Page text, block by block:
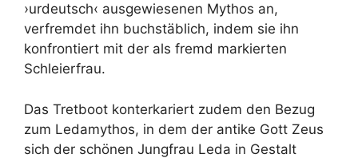
›urdeutsch‹ ausgewiesenen Mythos an,
verfremdet ihn buchstäblich, indem sie ihn
konfrontiert mit der als fremd markierten
Schleierfrau.
Das Tretboot konterkariert zudem den Bezug
zum Ledamythos, in dem der antike Gott Zeus
sich der schönen Jungfrau Leda in Gestalt